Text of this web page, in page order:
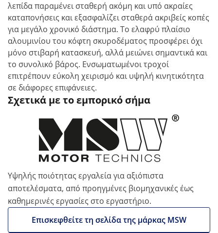
λεπίδα παραμένει σταθερή ακόμη και υπό ακραίες
καταπονήσεις και εξασφαλίζει σταθερά ακριβείς κοπές
για μεγάλο χρονικό διάστημα. Το ελαφρύ πλαίσιο
αλουμινίου του κόφτη σκυροδέματος προσφέρει όχι
μόνο στιβαρή κατασκευή, αλλά μειώνει σημαντικά και
το συνολικό βάρος. Ενσωματωμένοι τροχοί
επιτρέπουν εύκολη χειρισμό και υψηλή κινητικότητα
σε διάφορες επιφάνειες.
Σχετικά με το εμπορικό σήμα
Υψηλής ποιότητας εργαλεία για αξιόπιστα
αποτελέσματα, από προηγμένες βιομηχανικές έως
καθημερινές εργασίες στο εργαστήριο.
Επισκεφθείτε τη σελίδα της μάρκας MSW